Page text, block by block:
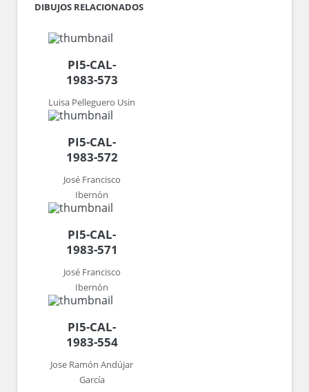
DIBUJOS RELACIONADOS
PI5-CAL-
1983-573
Luisa Pelleguero Usin
PI5-CAL-
1983-572
José Francisco
Ibernón
PI5-CAL-
1983-571
José Francisco
Ibernón
PI5-CAL-
1983-554
Jose Ramón Andújar
García